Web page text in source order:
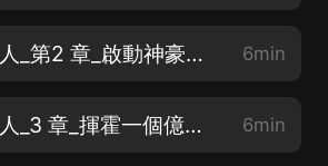
億萬家產繼承人_第2 章_啟動神豪爸爸系統 6min
億萬家產繼承人_3 章_揮霍一個億的騷操作 6min